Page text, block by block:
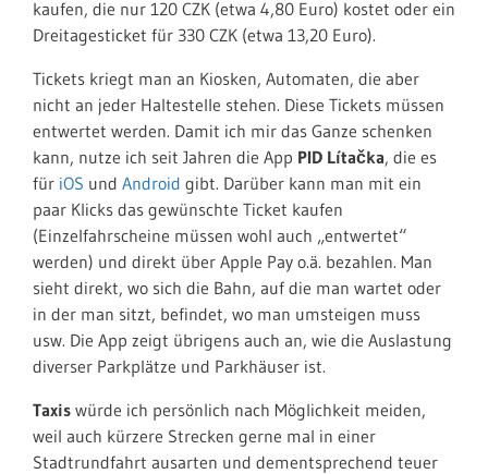
kaufen, die nur 120 CZK (etwa 4,80 Euro) kostet oder ein
Dreitagesticket für 330 CZK (etwa 13,20 Euro).
Tickets kriegt man an Kiosken, Automaten, die aber
nicht an jeder Haltestelle stehen. Diese Tickets müssen
entwertet werden. Damit ich mir das Ganze schenken
kann, nutze ich seit Jahren die App PID Lítačka, die es
für iOS und Android gibt. Darüber kann man mit ein
paar Klicks das gewünschte Ticket kaufen
(Einzelfahrscheine müssen wohl auch „entwertet“
werden) und direkt über Apple Pay o.ä. bezahlen. Man
sieht direkt, wo sich die Bahn, auf die man wartet oder
in der man sitzt, befindet, wo man umsteigen muss
usw. Die App zeigt übrigens auch an, wie die Auslastung
diverser Parkplätze und Parkhäuser ist.
Taxis würde ich persönlich nach Möglichkeit meiden,
weil auch kürzere Strecken gerne mal in einer
Stadtrundfahrt ausarten und dementsprechend teuer